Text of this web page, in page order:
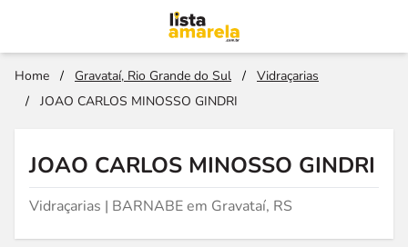
Home / Gravataí, Rio Grande do Sul /
Vidraçarias
/
JOAO CARLOS MINOSSO GINDRI
JOAO CARLOS MINOSSO GINDRI
Vidraçarias | BARNABE em Gravataí, RS